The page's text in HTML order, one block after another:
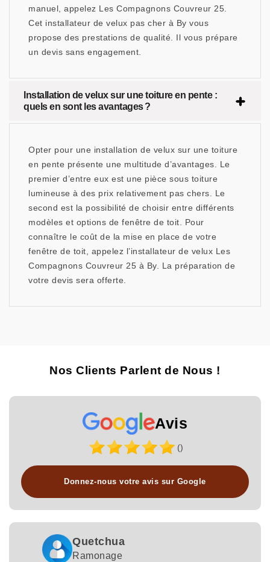
manuel, appelez Les Compagnons Couvreur 25.
Cet installateur de velux pas cher à By vous
propose des prestations de qualité. Il vous prépare
un devis sans engagement.
Installation de velux sur une toiture en pente :
quels en sont les avantages ?
Opter pour une installation de velux sur une toiture
en pente présente une multitude d’avantages. Le
premier d’entre eux est une pièce sous toiture
lumineuse à des prix relativement pas chers. Le
second est la possibilité de choisir entre différents
modèles et options de fenêtre de toit. Pour
connaître le coût de la mise en place de votre
fenêtre de toit, appelez l’installateur de velux Les
Compagnons Couvreur 25 à By. La préparation de
votre devis sera offerte.
Nos Clients Parlent de Nous !
Avis
()
Donnez-nous votre avis sur Google
Quetchua
Ramonage